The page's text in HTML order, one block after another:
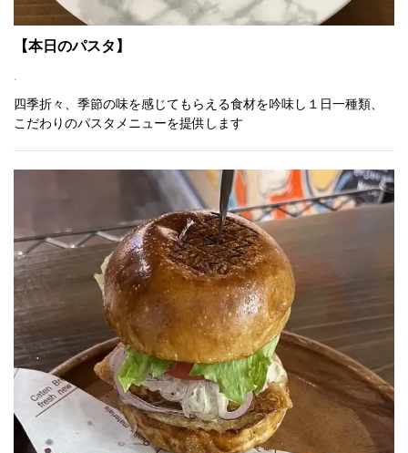
ZUKKU WARE HOUSE
空席確認・予約する
【本日のパスタ】
.
四季折々、季節の味を感じてもらえる食材を吟味し１日一種類、
こだわりのパスタメニューを提供します